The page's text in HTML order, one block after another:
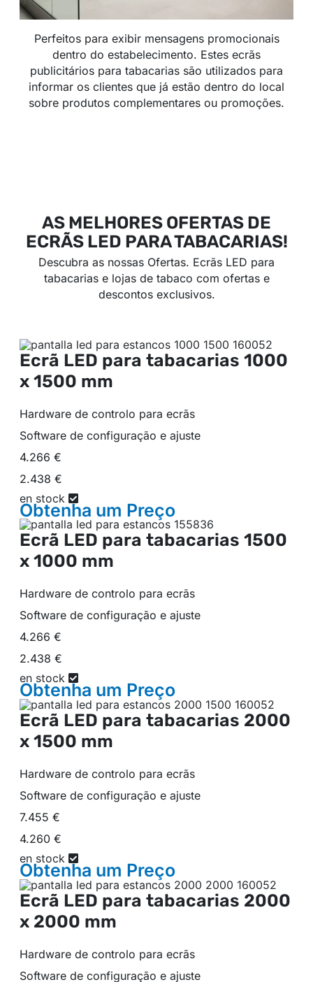
Perfeitos para exibir mensagens promocionais
dentro do estabelecimento. Estes ecrãs
publicitários para tabacarias são utilizados para
informar os clientes que já estão dentro do local
sobre produtos complementares ou promoções.
AS MELHORES OFERTAS DE
ECRÃS LED PARA TABACARIAS!
Descubra as nossas Ofertas. Ecrãs LED para
tabacarias e lojas de tabaco com ofertas e
descontos exclusivos.
Ecrã LED para tabacarias 1000
x 1500 mm
Hardware de controlo para ecrãs
Software de configuração e ajuste
4.266 €
2.438 €
en stock
Obtenha um Preço
Ecrã LED para tabacarias 1500
x 1000 mm
Hardware de controlo para ecrãs
Software de configuração e ajuste
4.266 €
2.438 €
en stock
Obtenha um Preço
Ecrã LED para tabacarias 2000
x 1500 mm
Hardware de controlo para ecrãs
Software de configuração e ajuste
7.455 €
4.260 €
en stock
Obtenha um Preço
Ecrã LED para tabacarias 2000
x 2000 mm
Hardware de controlo para ecrãs
Software de configuração e ajuste